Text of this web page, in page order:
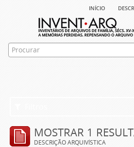
início
MOSTRAR 1
DESCRIÇÃO ARQUIVÍSTICA